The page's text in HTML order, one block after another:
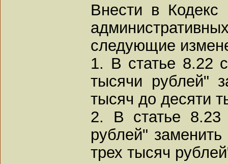
Внести в Кодекс
следующие
1. В статье 8.22
тысячи рублей"
тысяч до десяти
2. В статье 8.23
рублей"
трех тысяч